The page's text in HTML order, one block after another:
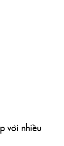
với nhiều